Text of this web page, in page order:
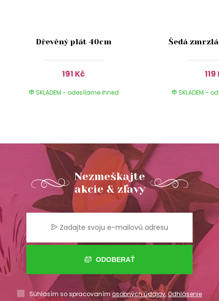
Dřevěný plát 40cm
191 Kč
SKLADEM - odesílame ihned
Šedá
SKLADEM -
Nezmeškajte
akcie & zľavy
ODOBERAŤ
Súhlasím so spracovaním osobných údajov,Odhlásenie